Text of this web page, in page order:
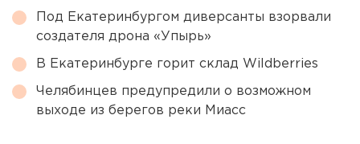
Под Екатеринбургом диверсанты взорвали
создателя дрона «Упырь»
В Екатеринбурге горит склад Wildberries
Челябинцев предупредили о возможном
выходе из берегов реки Миасс